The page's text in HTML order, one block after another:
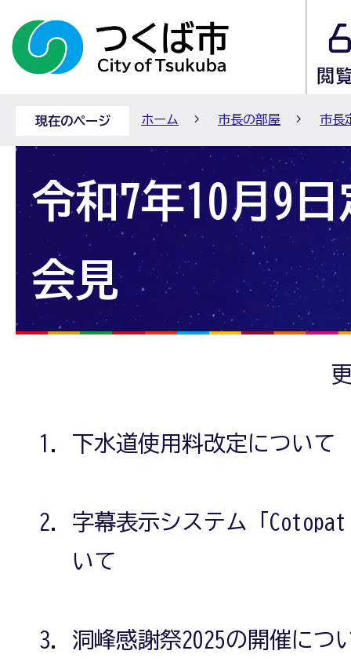
現在のページ ホーム 市長の部屋 市長
令和7年10月9
会見
下水道使用料改定について
字幕表示システム「
いて
洞峰感謝祭2025の開催につ